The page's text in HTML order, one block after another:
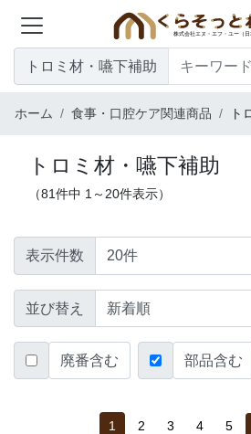
トロミ材・嚥下補助
ホーム 食事・口腔ケア関連商品 ト
トロミ材・嚥下補助
（81件中 1～20件表示）
表示件数
並び替え
廃番含む 部品含む
1 2 3 4 5